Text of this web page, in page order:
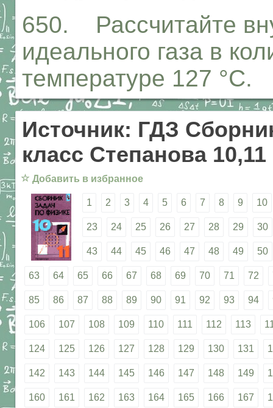
650. Рассчитайте
идеального газа в
температуре 127 °С.
Источник: ГДЗ
класс Степанова 10,11
☆ Добавить в избранное
1 2 3 4 5 6 7 8 9 10
23 24 25 26 27 28 29 30
43 44 45 46 47 48 49 50
63 64 65 66 67 68 69 70 71 72
85 86 87 88 89 90 91 92 93 94
106 107 108 109 110 111 112 113
124 125 126 127 128 129 130 131
142 143 144 145 146 147 148 149
160 161 162 163 164 165 166 167